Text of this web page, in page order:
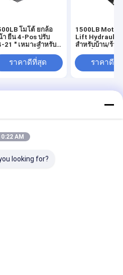
โมโต้ ยกล้อ
า ยืน 4-Pos ปรับ
21 " เหมาะสําหรับ
งขันราคาดีที่สุด
1500LB Moto
Lift Hydraulic
สําหรับบ้าน/ร้าน
ราคาดีที่
งงานในประเทศจีน.Copyright © 2026
Co.,Ltd. All Rights Reserved.
AM
looking for?